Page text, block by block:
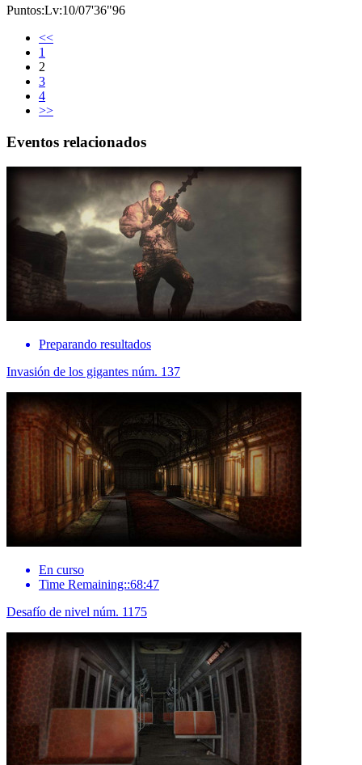
Puntos:Lv:10/07'36"96
<<
1
2
3
4
>>
Eventos relacionados
Preparando resultados
Invasión de los gigantes núm. 137
En curso
Time Remaining::68:47
Desafío de nivel núm. 1175